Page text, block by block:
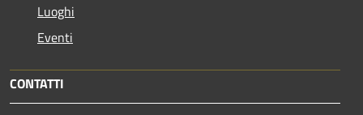
Luoghi
Eventi
CONTATTI